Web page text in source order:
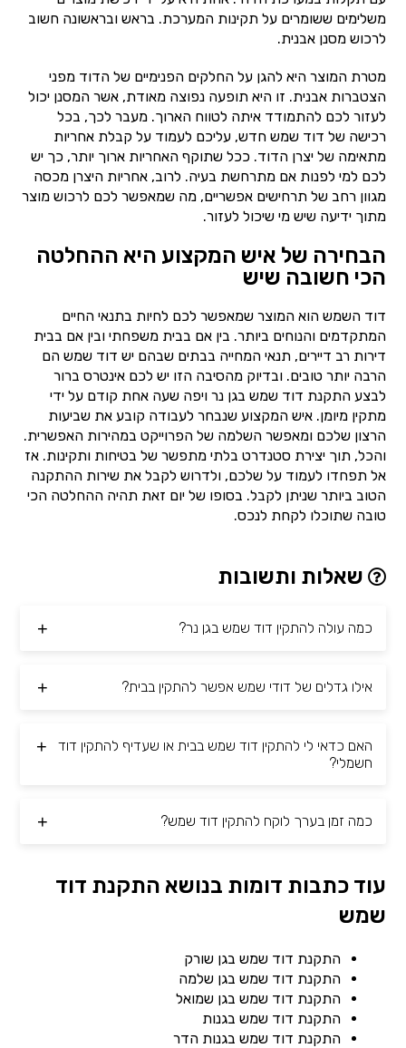
משלימים ששומרים על תקינות המערכת. בראש ובראשונה חשוב
לרכוש מסנן אבנית.
מטרת המוצר היא להגן על החלקים הפנימיים של הדוד מפני
הצטברות אבנית. זו היא תופעה נפוצה מאודת, אשר המסנן יכול
לעזור לכם להתמודד איתה לטווח הארוך. מעבר לכך, בכל
רכישה של דוד שמש חדש, עליכם לעמוד על קבלת אחריות
מתאימה של יצרן הדוד. ככל שתוקף האחריות ארוך יותר, כך יש
לכם למי לפנות אם מתרחשת בעיה. לרוב, אחריות היצרן מכסה
מגוון רחב של תרחישים אפשריים, מה שמאפשר לכם לרכוש מוצר
מתוך ידיעה שיש מי שיכול לעזור.
הבחירה של איש המקצוע היא ההחלטה
הכי חשובה שיש
דוד השמש הוא המוצר שמאפשר לכם לחיות בתנאי החיים
המתקדמים והנוחים ביותר. בין אם בבית משפחתי ובין אם בבית
דירות רב דיירים, תנאי המחייה בבתים שבהם יש דוד שמש הם
הרבה יותר טובים. ובדיוק מהסיבה הזו יש לכם אינטרס ברור
לבצע התקנת דוד שמש בגן נר ויפה שעה אחת קודם על ידי
מתקין מיומן. איש המקצוע שנבחר לעבודה קובע את שביעות
הרצון שלכם ומאפשר השלמה של הפרוייקט במהירות האפשרית.
והכל, תוך יצירת סטנדרט בלתי מתפשר של בטיחות ותקינות. אז
אל תפחדו לעמוד על שלכם, ולדרוש לקבל את שירות ההתקנה
הטוב ביותר שניתן לקבל. בסופו של יום זאת תהיה ההחלטה הכי
טובה שתוכלו לקחת לנכס.
שאלות ותשובות
כמה עולה להתקין דוד שמש בגן נר?
אילו גדלים של דודי שמש אפשר להתקין בבית?
האם כדאי לי להתקין דוד שמש בבית או שעדיף להתקין דוד
חשמלי?
כמה זמן בערך לוקח להתקין דוד שמש?
עוד כתבות דומות בנושא התקנת דוד
שמש
התקנת דוד שמש בגן שורק
התקנת דוד שמש בגן שלמה
התקנת דוד שמש בגן שמואל
התקנת דוד שמש בגנות
התקנת דוד שמש בגנות הדר